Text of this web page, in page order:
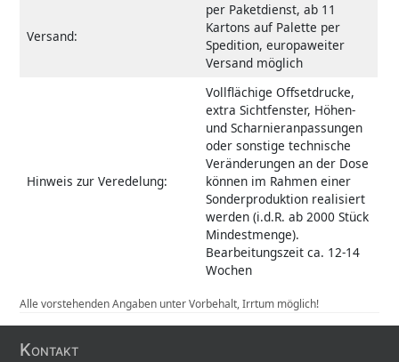
Versand:
per Paketdienst, ab 11
Kartons auf Palette per
Spedition, europaweiter
Versand möglich
Hinweis zur Veredelung:
Vollflächige Offsetdrucke,
extra Sichtfenster, Höhen-
und Scharnieranpassungen
oder sonstige technische
Veränderungen an der Dose
können im Rahmen einer
Sonderproduktion realisiert
werden (i.d.R. ab 2000 Stück
Mindestmenge).
Bearbeitungszeit ca. 12-14
Wochen
Alle vorstehenden Angaben unter Vorbehalt, Irrtum möglich!
Kontakt